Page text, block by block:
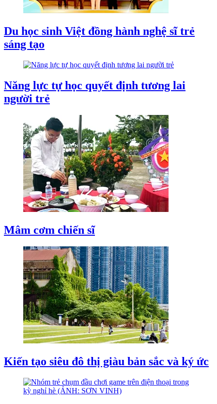
Du học sinh Việt đồng hành nghệ sĩ trẻ
sáng tạo
Năng lực tự học quyết định tương lai
người trẻ
Mâm cơm chiến sĩ
Kiến tạo siêu đô thị giàu bản sắc và ký ức